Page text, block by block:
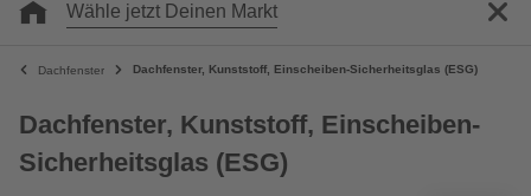
Wähle jetzt Deinen Markt
Dachfenster Dachfenster, Kunststoff, Einscheiben-Sicherheitsglas (ESG)
Dachfenster, Kunststoff, Einscheiben-
Sicherheitsglas (ESG)